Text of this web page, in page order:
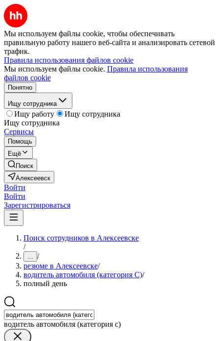
Мы используем файлы cookie, чтобы обеспечивать
правильную работу нашего веб-сайта и анализировать сетевой
трафик.
Правила использования файлов cookie
Мы используем файлы cookie. Правила использования
файлов cookie
Понятно
Ищу сотрудника
Ищу работу
Ищу сотрудника
Ищу сотрудника
Сервисы
Помощь
Ещё
Поиск
Алексеевск
Войти
Войти
Зарегистрироваться
Поиск сотрудников в Алексеевске
/
... /
резюме в Алексеевске/
водитель автомобиля (категория C)/
полный день
водитель автомобиля (категория c)